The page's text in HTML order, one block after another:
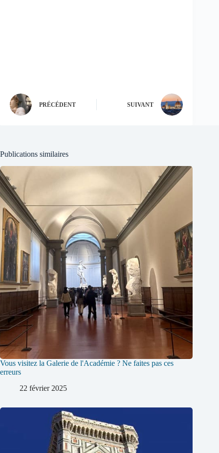
PRÉCÉDENT SUIVANT
Publications similaires
Vous visitez la Galerie de l'Académie ? Ne faites pas ces
erreurs
22 février 2025